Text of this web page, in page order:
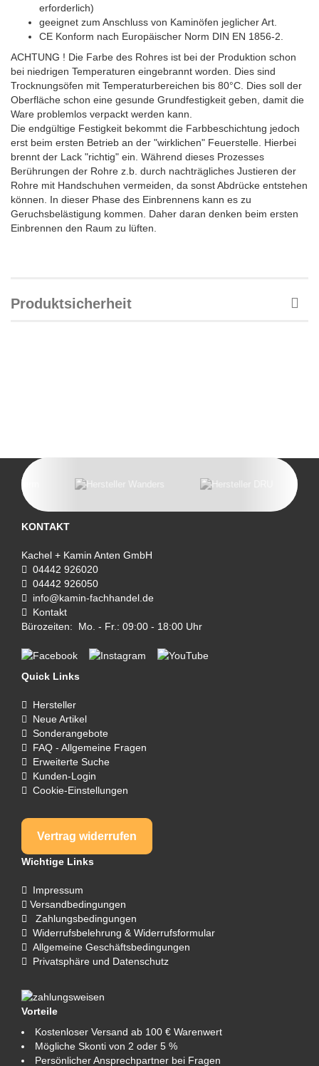
erforderlich)
geeignet zum Anschluss von Kaminöfen jeglicher Art.
CE Konform nach Europäischer Norm DIN EN 1856-2.
ACHTUNG ! Die Farbe des Rohres ist bei der Produktion schon
bei niedrigen Temperaturen eingebrannt worden. Dies sind
Trocknungsöfen mit Temperaturbereichen bis 80°C. Dies soll der
Oberfläche schon eine gesunde Grundfestigkeit geben, damit die
Ware problemlos verpackt werden kann.
Die endgültige Festigkeit bekommt die Farbbeschichtung jedoch
erst beim ersten Betrieb an der "wirklichen" Feuerstelle. Hierbei
brennt der Lack "richtig" ein. Während dieses Prozesses
Berührungen der Rohre z.b. durch nachträgliches Justieren der
Rohre mit Handschuhen vermeiden, da sonst Abdrücke entstehen
können. In dieser Phase des Einbrennens kann es zu
Geruchsbelästigung kommen. Daher daran denken beim ersten
Einbrennen den Raum zu lüften.
Produktsicherheit
KONTAKT
Kachel + Kamin Anten GmbH
04442 926020
04442 926050
info@kamin-fachhandel.de
Kontakt
Bürozeiten: Mo. - Fr.: 09:00 - 18:00 Uhr
Quick Links
Hersteller
Neue Artikel
Sonderangebote
FAQ - Allgemeine Fragen
Erweiterte Suche
Kunden-Login
Cookie-Einstellungen
Vertrag widerrufen
Wichtige Links
Impressum
Versandbedingungen
Zahlungsbedingungen
Widerrufsbelehrung & Widerrufsformular
Allgemeine Geschäftsbedingungen
Privatsphäre und Datenschutz
Vorteile
Kostenloser Versand ab 100 € Warenwert
Mögliche Skonti von 2 oder 5 %
Persönlicher Ansprechpartner bei Fragen